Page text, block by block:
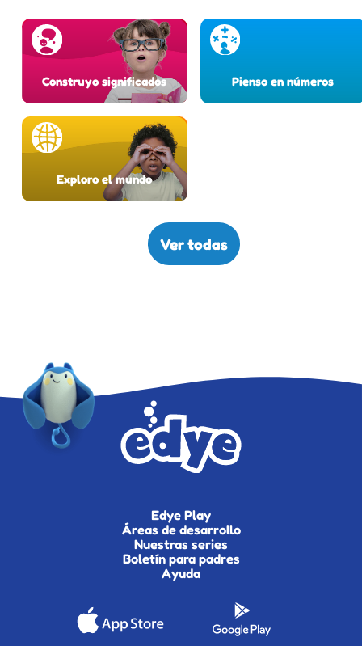
Construyo significados Pienso en números
Exploro el mundo
Ver todas
Edye Play
Áreas de desarrollo
Nuestras series
Boletín para padres
Ayuda